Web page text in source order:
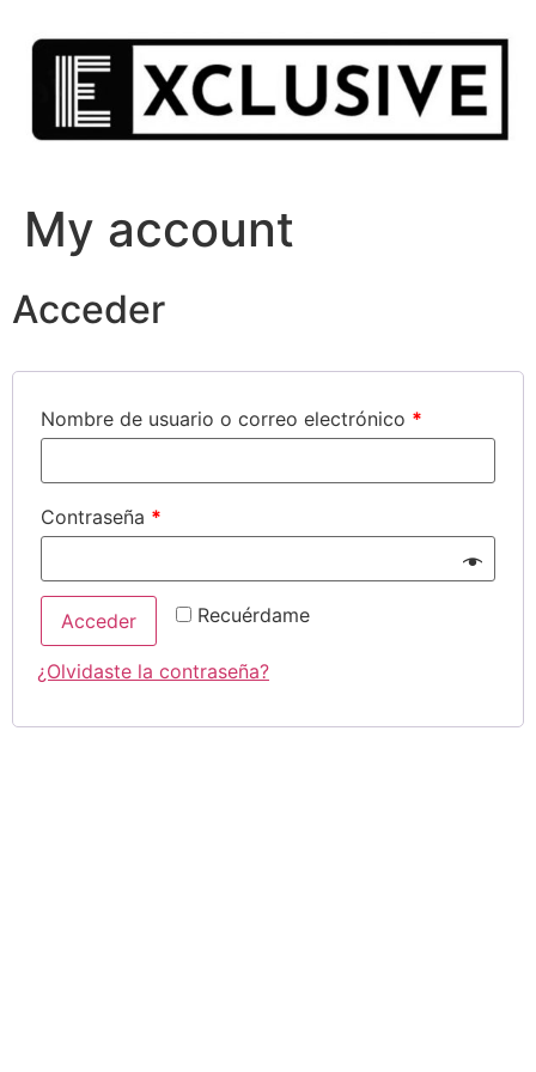
contenido
My account
Acceder
Nombre de usuario o correo electrónico *
Contraseña *
Recuérdame
Acceder
¿Olvidaste la contraseña?